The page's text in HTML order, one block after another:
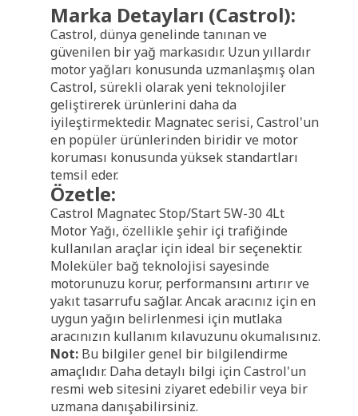
Marka Detayları (Castrol):
Castrol, dünya genelinde tanınan ve
güvenilen bir yağ markasıdır. Uzun yıllardır
motor yağları konusunda uzmanlaşmış olan
Castrol, sürekli olarak yeni teknolojiler
geliştirerek ürünlerini daha da
iyileştirmektedir. Magnatec serisi, Castrol'un
en popüler ürünlerinden biridir ve motor
koruması konusunda yüksek standartları
temsil eder.
Özetle:
Castrol Magnatec Stop/Start 5W-30 4Lt
Motor Yağı, özellikle şehir içi trafiğinde
kullanılan araçlar için ideal bir seçenektir.
Moleküler bağ teknolojisi sayesinde
motorunuzu korur, performansını artırır ve
yakıt tasarrufu sağlar. Ancak aracınız için en
uygun yağın belirlenmesi için mutlaka
aracınızın kullanım kılavuzunu okumalısınız.
Not: Bu bilgiler genel bir bilgilendirme
amaçlıdır. Daha detaylı bilgi için Castrol'un
resmi web sitesini ziyaret edebilir veya bir
uzmana danışabilirsiniz.